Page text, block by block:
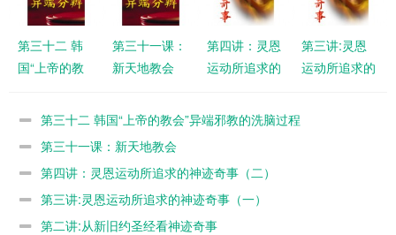
第三十二 韩
国“上帝的教
的洗脑过程
第三十一课：
新天地教会
第四讲：灵恩
运动所追求的
（二）
第三讲:灵恩
运动所追求的
第三十二 韩国“上帝的教会”异端邪教的洗脑过程
第三十一课：新天地教会
第四讲：灵恩运动所追求的神迹奇事（二）
第三讲:灵恩运动所追求的神迹奇事（一）
第二讲:从新旧约圣经看神迹奇事